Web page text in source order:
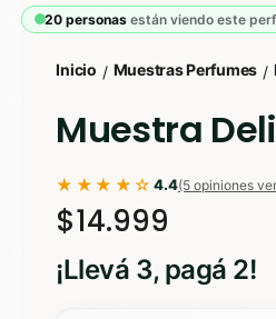
20 personasestán viendo este
Inicio / Muestras Perfumes /
Muestra
★★★★☆ 4.4(5 opiniones
$14.999
¡Llevá 3, pagá 2!